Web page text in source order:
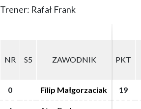
Trener: Rafał Frank
NR S5 ZAWODNIK PKT
0 Filip Małgorzaciak 19
NR S5 ZAWODNIK PKT
0 Filip Małgorzaciak 19